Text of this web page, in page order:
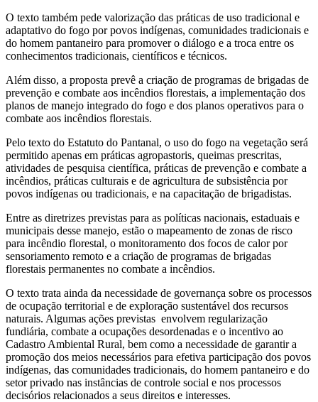
O texto também pede valorização das práticas de uso tradicional e
adaptativo do fogo por povos indígenas, comunidades tradicionais e
do homem pantaneiro para promover o diálogo e a troca entre os
conhecimentos tradicionais, científicos e técnicos.
Além disso, a proposta prevê a criação de programas de brigadas de
prevenção e combate aos incêndios florestais, a implementação dos
planos de manejo integrado do fogo e dos planos operativos para o
combate aos incêndios florestais.
Pelo texto do Estatuto do Pantanal, o uso do fogo na vegetação será
permitido apenas em práticas agropastoris, queimas prescritas,
atividades de pesquisa científica, práticas de prevenção e combate a
incêndios, práticas culturais e de agricultura de subsistência por
povos indígenas ou tradicionais, e na capacitação de brigadistas.
Entre as diretrizes previstas para as políticas nacionais, estaduais e
municipais desse manejo, estão o mapeamento de zonas de risco
para incêndio florestal, o monitoramento dos focos de calor por
sensoriamento remoto e a criação de programas de brigadas
florestais permanentes no combate a incêndios.
O texto trata ainda da necessidade de governança sobre os processos
de ocupação territorial e de exploração sustentável dos recursos
naturais. Algumas ações previstas envolvem regularização
fundiária, combate a ocupações desordenadas e o incentivo ao
Cadastro Ambiental Rural, bem como a necessidade de garantir a
promoção dos meios necessários para efetiva participação dos povos
indígenas, das comunidades tradicionais, do homem pantaneiro e do
setor privado nas instâncias de controle social e nos processos
decisórios relacionados a seus direitos e interesses.